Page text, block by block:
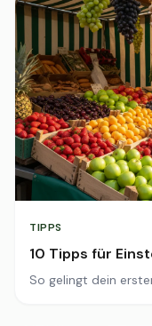
TIPPS
10 Tipps für
So gelingt dein